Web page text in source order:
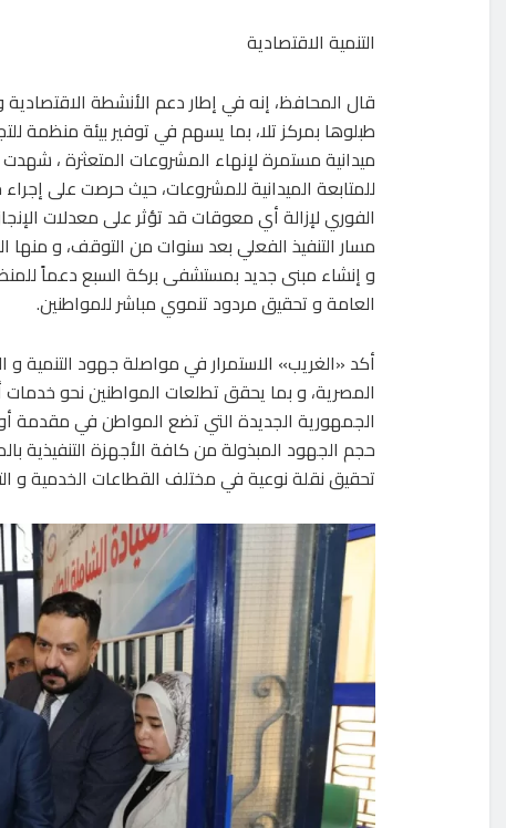
التنمية الاقتصادية
قال المحافظ، إنه في إطار دعم الأنشطة
طبلوها بمركز تلا، بما يسهم في توفير بيئة منظمة
للمتابعة الميدانية للمشروعات، حيث حرصت على
الفوري لإزالة أي معوقات قد تؤثر على معدلات
مسار التنفيذ الفعلي بعد سنوات من التوقف، و
و إنشاء مبنى جديد بمستشفى بركة السبع دعماً
العامة و تحقيق مردود تنموي مباشر للمواطنين.
أكد «الغريب» الاستمرار في مواصلة جهود التنمية و
المصرية، و بما يحقق تطلعات المواطنين نحو
حجم الجهود المبذولة من كافة الأجهزة التنفيذية
تحقيق نقلة نوعية في مختلف القطاعات الخدمية و